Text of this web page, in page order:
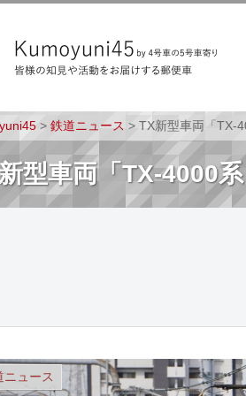
> 鉄道ニュース > TX新型車両「TX-
型車両「TX-4000
ニュース